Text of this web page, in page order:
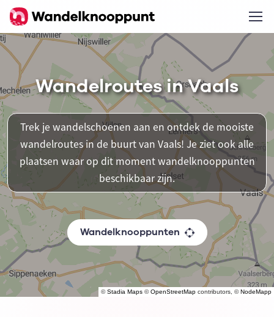
©Stadia Maps ©OpenStreetMap contributors, ©NodeMapp
Wandelroutes in Vaals
Trek je wandelschoenen aan en ontdek de mooiste
wandelroutes in de buurt van Vaals! Je ziet ook alle
plaatsen waar op dit moment wandelknooppunten
beschikbaar zijn.
Wandelknooppunten